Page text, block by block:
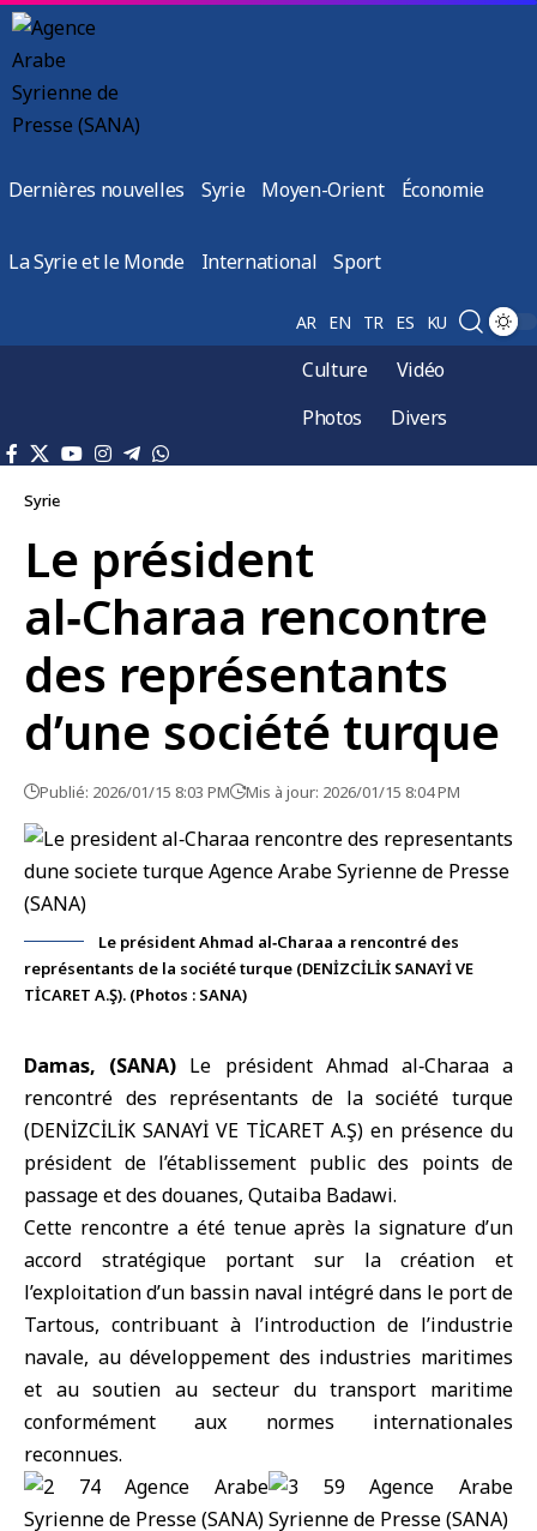
Dernières nouvelles Syrie Moyen-Orient Économie
La Syrie et le Monde International Sport
AR EN TR ES KU
Culture
Vidéo
Photos
Divers
Syrie
Le président
al‑Charaa rencontre
des représentants
d’une société turque
Publié: 2026/01/15 8:03 PM Mis à jour: 2026/01/15 8:04 PM
Le président Ahmad al‑Charaa a rencontré des
représentants de la société turque (DENİZCİLİK SANAYİ VE
TİCARET A.Ş). (Photos : SANA)
Damas, (SANA) Le président Ahmad al‑Charaaa
rencontré des représentants de la société turque
(DENİZCİLİK SANAYİ VE TİCARET A.Ş) en présence du
président de l’établissement public des points de
passage et des douanes, Qutaiba Badawi.
Cette rencontre a été tenue après la signature d’un
accord stratégique portant sur la création et
l’exploitation d’un bassin naval intégré dans le port de
Tartous, contribuant à l’introduction de l’industrie
navale, au développement des industries maritimes
et au soutien au secteur du transport maritime
conformément aux normes internationales
reconnues.